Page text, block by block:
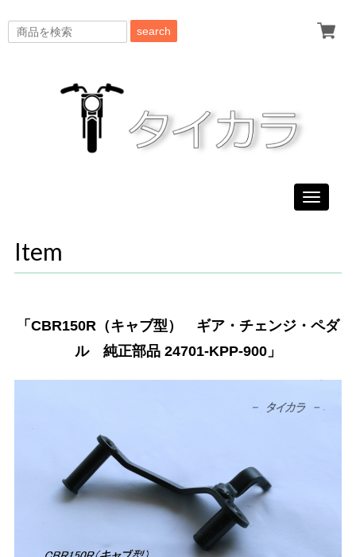
search
Toggle
Item
「CBR150R（キャブ型） ギア・チェンジ・ペダ
ル 純正部品 24701-KPP-900」